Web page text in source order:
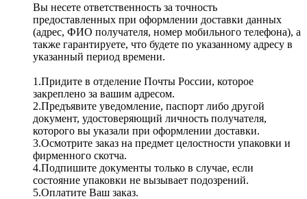
Вы несете ответственность за точность
предоставленных при оформлении доставки данных
(адрес, ФИО получателя, номер мобильного телефона), а
также гарантируете, что будете по указанному адресу в
указанный период времени.
1.Придите в отделение Почты России, которое
закреплено за вашим адресом.
2.Предъявите уведомление, паспорт либо другой
документ, удостоверяющий личность получателя,
которого вы указали при оформлении доставки.
3.Осмотрите заказ на предмет целостности упаковки и
фирменного скотча.
4.Подпишите документы только в случае, если
состояние упаковки не вызывает подозрений.
5.Оплатите Ваш заказ.